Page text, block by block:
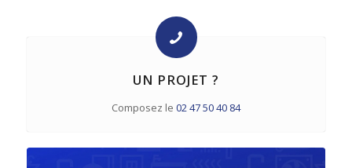
UN PROJET ?
Composez le 02 47 50 40 84